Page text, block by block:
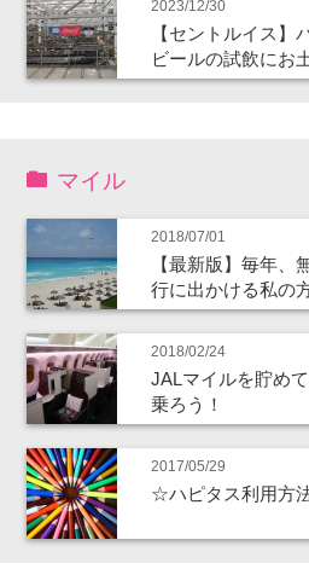
2023/12/30
【セントルイス】
ビールの試飲にお
マイル
2018/07/01
【最新版】毎年、
行に出かける私の
2018/02/24
JALマイルを貯め
乗ろう！
2017/05/29
☆ハピタス利用方